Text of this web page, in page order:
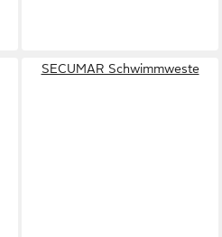
SECUMAR Schwimmweste